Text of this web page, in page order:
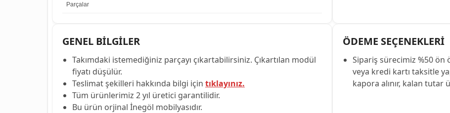
Parçalar
GENEL BİLGİLER
Takımdaki istemediğiniz parçayı çıkartabilirsiniz. Çıkartılan modül
fiyatı düşülür.
Teslimat şekilleri hakkında bilgi için tıklayınız.
Tüm ürünlerimiz 2 yıl üretici garantilidir.
Bu ürün orjinal İnegöl mobilyasıdır.
ÖDEME SEÇENEKLERİ
Sipariş sürecimiz %50 ön
veya kredi kartı taksitle
kapora alınır, kalan